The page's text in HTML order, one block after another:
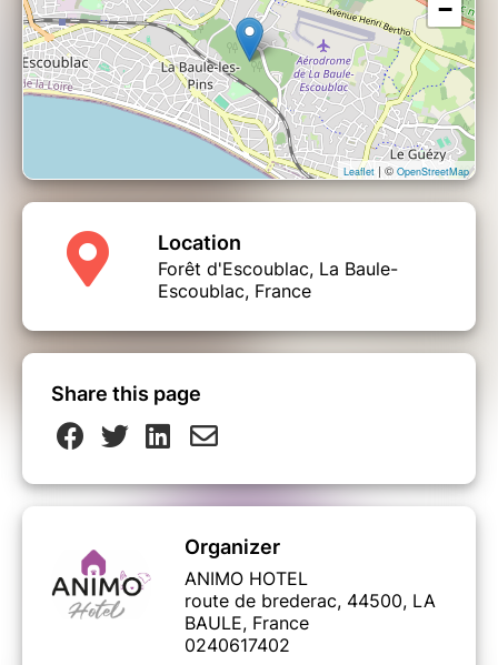
−
Leaflet | © OpenStreetMap
Location
Forêt d'Escoublac, La Baule-
Escoublac, France
Share this page
Organizer
ANIMO HOTEL
route de brederac, 44500, LA
BAULE, France
0240617402